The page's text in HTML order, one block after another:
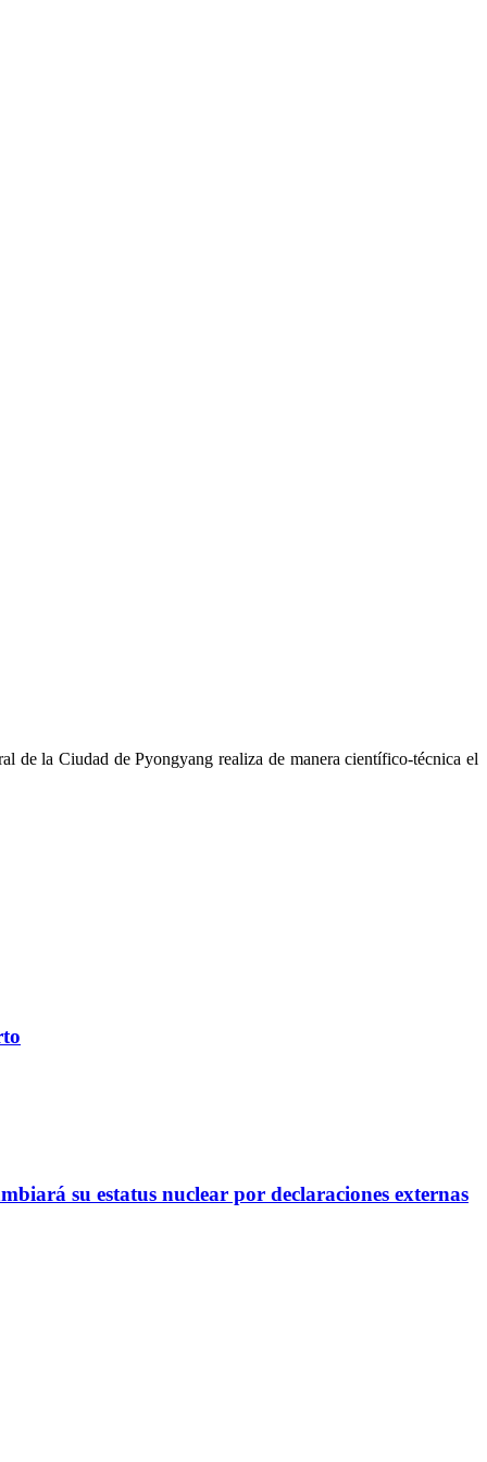
de la Ciudad de Pyongyang realiza de manera científico-técnica el
su estatus nuclear por declaraciones externas